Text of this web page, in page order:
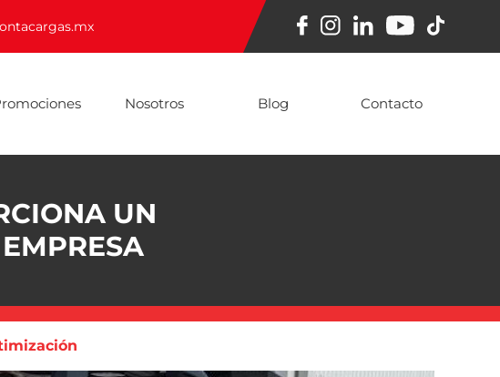
Nosotros Blog Contacto
UN